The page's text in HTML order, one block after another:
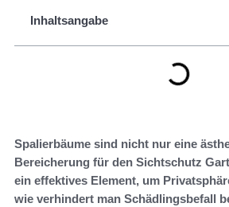
Inhaltsangabe
Spalierbäume sind nicht nur eine
Bereicherung für den Sichtschutz
ein effektives Element, um
wie verhindert man Schädlingsbefall